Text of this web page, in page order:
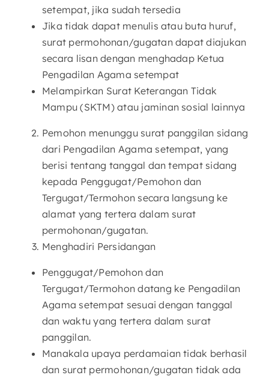
setempat, jika sudah tersedia
Jika tidak dapat menulis atau buta huruf,
surat permohonan/gugatan dapat diajukan
secara lisan dengan menghadap Ketua
Pengadilan Agama setempat
Melampirkan Surat Keterangan Tidak
Mampu (SKTM) atau jaminan sosial lainnya
Pemohon menunggu surat panggilan sidang
dari Pengadilan Agama setempat, yang
berisi tentang tanggal dan tempat sidang
kepada Penggugat/Pemohon dan
Tergugat/Termohon secara langsung ke
alamat yang tertera dalam surat
permohonan/gugatan.
Menghadiri Persidangan
Penggugat/Pemohon dan
Tergugat/Termohon datang ke Pengadilan
Agama setempat sesuai dengan tanggal
dan waktu yang tertera dalam surat
panggilan.
Manakala upaya perdamaian tidak berhasil
dan surat permohonan/gugatan tidak ada